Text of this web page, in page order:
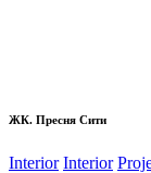
ЖК. Пресня Сити
Interior Interior